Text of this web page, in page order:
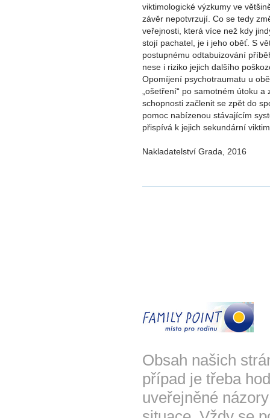
viktimologické výzkumy ve
závěr nepotvrzují. Co se tedy
veřejnosti, která více než kdy
stojí pachatel, je i jeho oběť. S
postupnému odtabuizování
nese i riziko jejich dalšího
Opomíjení psychotraumatu u
„ošetření“ po samotném útoku
schopnosti začlenit se zpět do
pomoc nabízenou stávajícím
přispívá k jejich sekundární
Nakladatelství Grada, 2016
Obsah našich
případ je třeba
uveřejněné